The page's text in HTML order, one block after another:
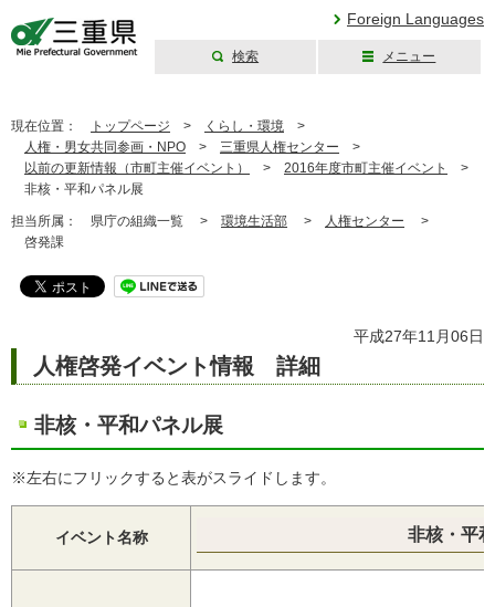
Foreign Languages
検索 メニュー
現在位置： トップページ > くらし・環境 >
人権・男女共同参画・NPO > 三重県人権センター >
以前の更新情報（市町主催イベント）
> 2016年度市町主催イベント
>
非核・平和パネル展
担当所属： 県庁の組織一覧 > 環境生活部 > 人権センター >
啓発課
平成27年11月06日
人権啓発イベント情報 詳細
非核・平和パネル展
※左右にフリックすると表がスライドします。
イベント名称 非核・平